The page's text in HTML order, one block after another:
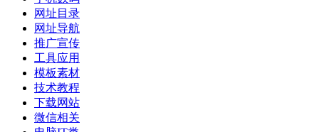
网址目录
网址导航
推广宣传
工具应用
模板素材
技术教程
下载网站
微信相关